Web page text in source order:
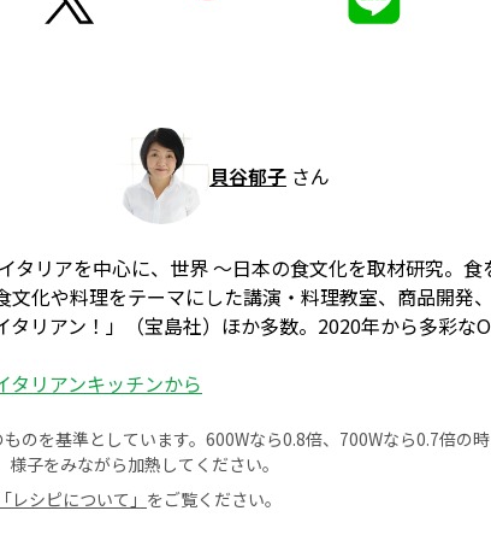
貝谷郁子 さん
タリアを中心に、世界 ～日本の食文化を取材研究。
文化や料理をテーマにした講演・料理教室、商品開発
タリアン！」（宝島社）ほか多数。2020年から多彩な
タリアンキッチンから
のを基準としています。600Wなら0.8倍、700Wなら0.7倍の
子をみながら加熱してください。
「レシピについて」 をご覧ください。